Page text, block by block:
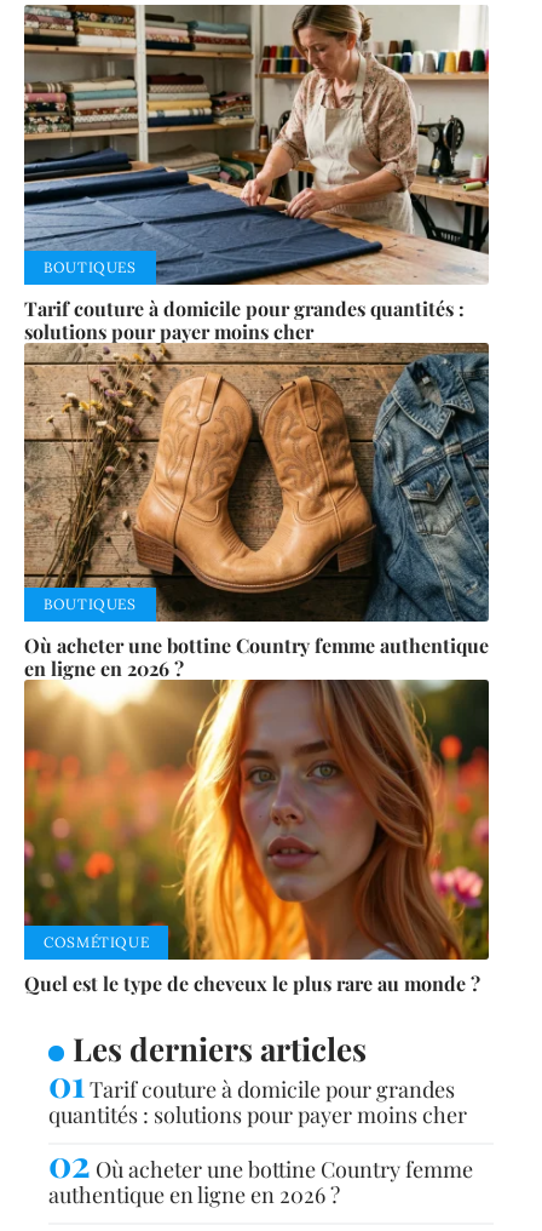
BOUTIQUES
Tarif couture à domicile pour grandes quantités :
solutions pour payer moins cher
BOUTIQUES
Où acheter une bottine Country femme authentique
en ligne en 2026 ?
COSMÉTIQUE
Quel est le type de cheveux le plus rare au monde ?
Les derniers articles
Tarif couture à domicile pour grandes
quantités : solutions pour payer moins cher
Où acheter une bottine Country femme
authentique en ligne en 2026 ?